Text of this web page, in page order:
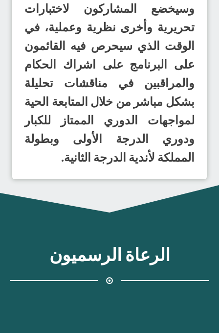
وسيخضع المشاركون لاختبارات
تحريرية وأخرى نظرية وعملية، في
الوقت الذي سيحرص فيه القائمون
على البرنامج على اشراك الحكام
والمراقبين في مناقشات تحليلة
بشكل مباشر من خلال المتابعة الحية
لمواجهات الدوري الممتاز للكبار
ودوري الدرجة الأولى وبطولة
المملكة لأندية الدرجة الثانية.
الرعاة الرسميون